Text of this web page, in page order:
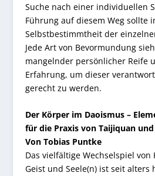
Suche nach einer individuellen
Führung auf diesem Weg sollte
Selbstbestimmtheit der
Jede Art von Bevormundung
mangelnder persönlicher Reife
Erfahrung, um dieser
gerecht zu werden.
Der Körper im Daoismus –
für die Praxis von Taijiquan
Von Tobias Puntke
Das vielfältige Wechselspiel von
Geist und Seele(n) ist seit alters